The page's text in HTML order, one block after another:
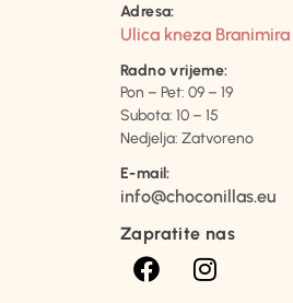
Adresa:
Ulica kneza
Radno vrijeme:
Pon – Pet: 09 – 19
Subota: 10 – 15
Nedjelja: Zatvoreno
E-mail:
info@choconillas.eu
Zapratite nas